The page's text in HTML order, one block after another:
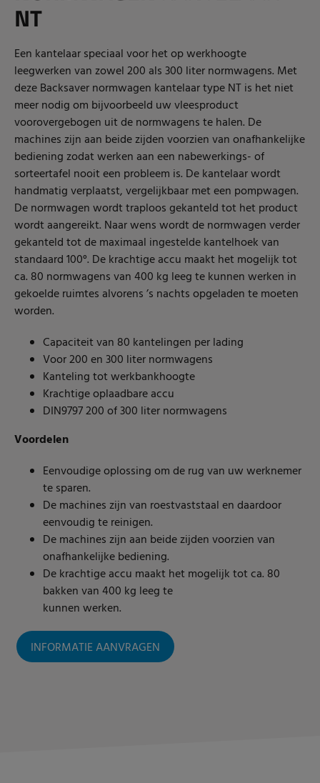
NT
Een kantelaar speciaal voor het op werkhoogte
leegwerken van zowel 200 als 300 liter normwagens. Met
deze Backsaver normwagen kantelaar type NT is het niet
meer nodig om bijvoorbeeld uw vleesproduct
voorovergebogen uit de normwagens te halen. De
machines zijn aan beide zijden voorzien van onafhankelijke
bediening zodat werken aan een nabewerkings- of
sorteertafel nooit een probleem is. De kantelaar wordt
handmatig verplaatst, vergelijkbaar met een pompwagen.
De normwagen wordt traploos gekanteld tot het product
wordt aangereikt. Naar wens wordt de normwagen verder
gekanteld tot de maximaal ingestelde kantelhoek van
standaard 100°. De krachtige accu maakt het mogelijk tot
ca. 80 normwagens van 400 kg leeg te kunnen werken in
gekoelde ruimtes alvorens ’s nachts opgeladen te moeten
worden.
Capaciteit van 80 kantelingen per lading
Voor 200 en 300 liter normwagens
Kanteling tot werkbankhoogte
Krachtige oplaadbare accu
DIN9797 200 of 300 liter normwagens
Voordelen
Eenvoudige oplossing om de rug van uw werknemer
te sparen.
De machines zijn van roestvaststaal en daardoor
eenvoudig te reinigen.
De machines zijn aan beide zijden voorzien van
onafhankelijke bediening.
De krachtige accu maakt het mogelijk tot ca. 80
bakken van 400 kg leeg te
kunnen werken.
INFORMATIE AANVRAGEN